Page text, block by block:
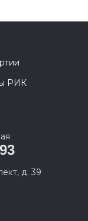
РИК
д. 39